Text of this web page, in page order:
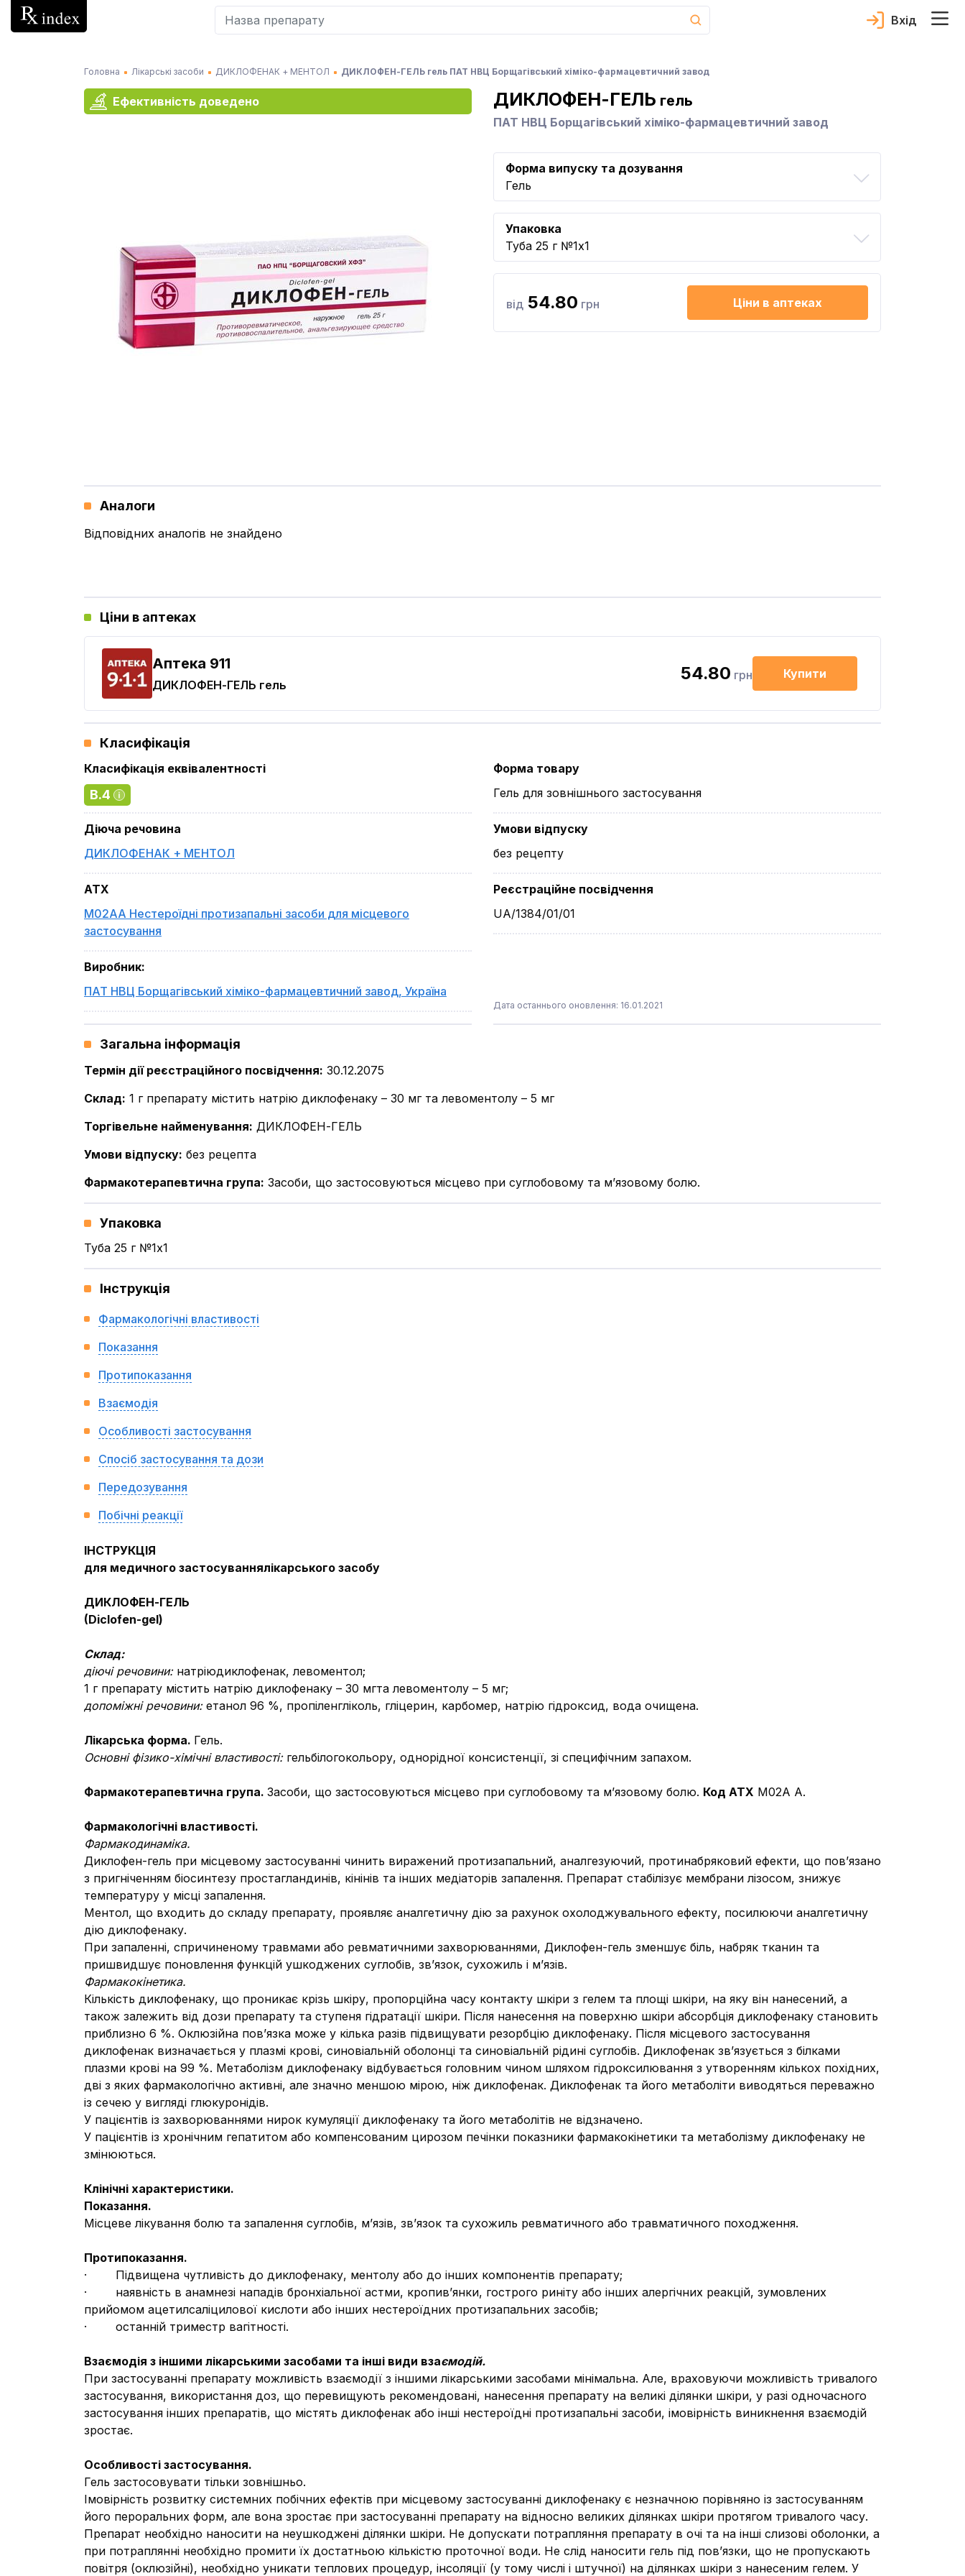
Вхід
Головна Лікарські засоби ДИКЛОФЕНАК + МЕНТОЛ ДИКЛОФЕН-ГЕЛЬ гель ПАТ НВЦ Борщагівський хіміко-фармацевтичний завод
Ефективність доведено ДИКЛОФЕН-ГЕЛЬ гель
ПАТ НВЦ Борщагівський хіміко-фармацевтичний завод
Форма випуску та дозування
Гель
Упаковка
Туба 25 г №1x1
від 54.80 грн Ціни в аптеках
Аналоги
Відповідних аналогів не знайдено
Ціни в аптеках
Aптека 911
ДИКЛОФЕН-ГЕЛЬ гель
54.80 грн Купити
Класифікація
Класифікація еквівалентності
B.4
Діюча речовина
ДИКЛОФЕНАК + МЕНТОЛ
ATX
M02AA Нестероїдні протизапальні засоби для місцевого
застосування
Виробник:
ПАТ НВЦ Борщагівський хіміко-фармацевтичний завод, Україна
Форма товару
Гель для зовнішнього застосування
Умови відпуску
без рецепту
Реєстраційне посвідчення
UA/1384/01/01
Дата останнього оновлення: 16.01.2021
Загальна інформація
Термін дії реєстраційного посвідчення: 30.12.2075
Склад: 1 г препарату містить натрію диклофенаку – 30 мг та левоментолу – 5 мг
Торгівельне найменування: ДИКЛОФЕН-ГЕЛЬ
Умови відпуску: без рецепта
Фармакотерапевтична група: Засоби, що застосовуються місцево при суглобовому та м’язовому болю.
Упаковка
Туба 25 г №1x1
Інструкція
Фармакологічні властивості
Показання
Протипоказання
Взаємодія
Особливості застосування
Спосіб застосування та дози
Передозування
Побічні реакції
ІНСТРУКЦІЯ
для медичного застосуваннялікарського засобу
ДИКЛОФЕН-ГЕЛЬ
(Diclofen-gel)
Склад:
діючі речовини: натріюдиклофенак, левоментол;
1 г препарату містить натрію диклофенаку – 30 мгта левоментолу – 5 мг;
допоміжні речовини: етанол 96 %, пропіленгліколь, гліцерин, карбомер, натрію гідроксид, вода очищена.
Лікарська форма. Гель.
Основні фізико-хімічні властивості: гельбілогокольору, однорідної консистенції, зі специфічним запахом.
Фармакотерапевтична група. Засоби, що застосовуються місцево при суглобовому та м’язовому болю. Код АТХ М02А А.
Фармакологічні властивості.
Фармакодинаміка.
Диклофен-гель при місцевому застосуванні чинить виражений протизапальний, аналгезуючий, протинабряковий ефекти, що пов’язано
з пригніченням біосинтезу простагландинів, кінінів та інших медіаторів запалення. Препарат стабілізує мембрани лізосом, знижує
температуру у місці запалення.
Ментол, що входить до складу препарату, проявляє аналгетичну дію за рахунок охолоджувального ефекту, посилюючи аналгетичну
дію диклофенаку.
При запаленні, спричиненому травмами або ревматичними захворюваннями, Диклофен-гель зменшує біль, набряк тканин та
пришвидшує поновлення функцій ушкоджених суглобів, зв’язок, сухожиль і м’язів.
Фармакокінетика.
Кількість диклофенаку, що проникає крізь шкіру, пропорційна часу контакту шкіри з гелем та площі шкіри, на яку він нанесений, а
також залежить від дози препарату та ступеня гідратації шкіри. Після нанесення на поверхню шкіри абсорбція диклофенаку становить
приблизно 6 %. Оклюзійна пов’язка може у кілька разів підвищувати резорбцію диклофенаку. Після місцевого застосування
диклофенак визначається у плазмі крові, синовіальній оболонці та синовіальній рідині суглобів. Диклофенак зв’язується з білками
плазми крові на 99 %. Метаболізм диклофенаку відбувається головним чином шляхом гідроксилювання з утворенням кількох похідних,
дві з яких фармакологічно активні, але значно меншою мірою, ніж диклофенак. Диклофенак та його метаболіти виводяться переважно
із сечею у вигляді глюкуронідів.
У пацієнтів із захворюваннями нирок кумуляції диклофенаку та його метаболітів не відзначено.
У пацієнтів із хронічним гепатитом або компенсованим цирозом печінки показники фармакокінетики та метаболізму диклофенаку не
змінюються.
Клінічні характеристики.
Показання.
Місцеве лікування болю та запалення суглобів, м’язів, зв’язок та сухожиль ревматичного або травматичного походження.
Протипоказання.
· Підвищена чутливість до диклофенаку, ментолу або до інших компонентів препарату;
· наявність в анамнезі нападів бронхіальної астми, кропив’янки, гострого риніту або інших алергічних реакцій, зумовлених
прийомом ацетилсаліцилової кислоти або інших нестероїдних протизапальних засобів;
· останній триместр вагітності.
Взаємодія з іншими лікарськими засобами та інші види взаємодій.
При застосуванні препарату можливість взаємодії з іншими лікарськими засобами мінімальна. Але, враховуючи можливість тривалого
застосування, використання доз, що перевищують рекомендовані, нанесення препарату на великі ділянки шкіри, у разі одночасного
застосування інших препаратів, що містять диклофенак або інші нестероїдні протизапальні засоби, імовірність виникнення взаємодій
зростає.
Особливості застосування.
Гель застосовувати тільки зовнішньо.
Імовірність розвитку системних побічних ефектів при місцевому застосуванні диклофенаку є незначною порівняно із застосуванням
його пероральних форм, але вона зростає при застосуванні препарату на відносно великих ділянках шкіри протягом тривалого часу.
Препарат необхідно наносити на неушкоджені ділянки шкіри. Не допускати потрапляння препарату в очі та на інші слизові оболонки, а
при потраплянні необхідно промити їх достатньою кількістю проточної води. Не слід наносити гель під пов’язки, що не пропускають
повітря (оклюзійні), необхідно уникати теплових процедур, інсоляції (у тому числі і штучної) на ділянках шкіри з нанесеним гелем. У